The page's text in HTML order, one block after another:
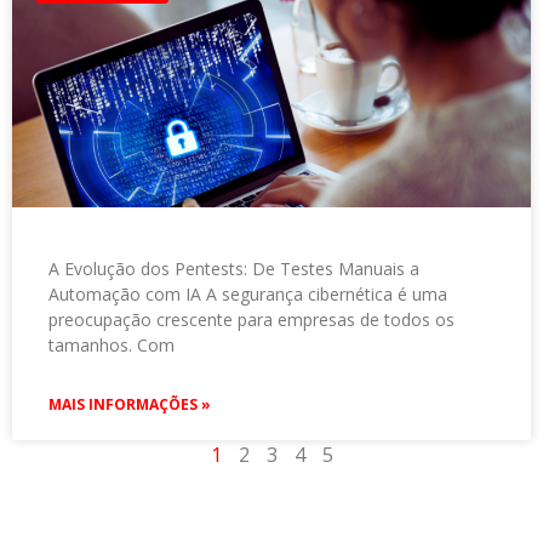
A Evolução dos Pentests: De Testes Manuais a
Automação com IA A segurança cibernética é uma
preocupação crescente para empresas de todos os
tamanhos. Com
MAIS INFORMAÇÕES »
1 2 3 4 5